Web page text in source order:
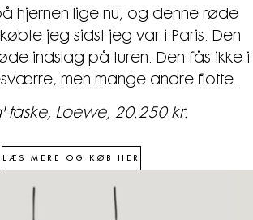
hjernen lige nu, og denne røde
jeg sidst jeg var i Paris. Den
indslag på turen. Den fås ikke i
men mange andre flotte.
taske, Loewe, 20.250 kr.
LÆS MERE OG KØB HER